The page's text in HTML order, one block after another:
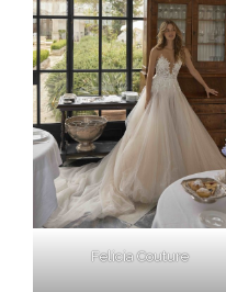
Felicia Couture